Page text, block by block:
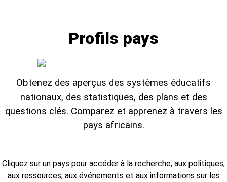
Profils pays
Obtenez des aperçus des systèmes éducatifs
nationaux, des statistiques, des plans et des
questions clés. Comparez et apprenez à travers les
pays africains.
Cliquez sur un pays pour accéder à la recherche, aux politiques,
aux ressources, aux événements et aux informations sur les